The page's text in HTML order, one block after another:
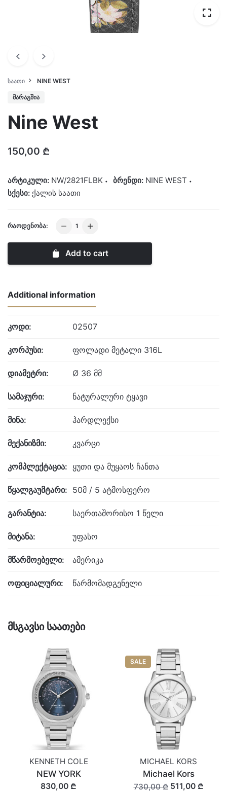
ᲡᲐᲐᲗᲘ NINE WEST
ᲛᲐᲠᲐᲒᲨᲘᲐ
Nine West
150,00 ₾
არტიკული: NW/2821FLBK ბრენდი: NINE WEST
სქესი: ქალის საათი
ᲠᲐᲝᲓᲔᲜᲝᲑᲐ:
Nine
quantity
Add to cart
Additional information
კოდი: 02507
კორპუსი: ფოლადი მეტალი 316L
დიამეტრი: Ø 36 მმ
სამაჯური: ნატურალური ტყავი
მინა: ჰარდლექსი
მექანიზმი: კვარცი
კომპლექტაცია: ყუთი და მუყაოს ჩანთა
წყალგაუმტარი: 50მ / 5 ატმოსფერო
გარანტია: საერთაშორისო 1 წელი
მიტანა: უფასო
მწარმოებელი: ამერიკა
ოფიციალური: წარმომადგენელი
მსგავსი საათები
KENNETH COLE
NEW YORK
830,00 ₾
SALE
MICHAEL KORS
Michael Kors
730,00 ₾511,00 ₾